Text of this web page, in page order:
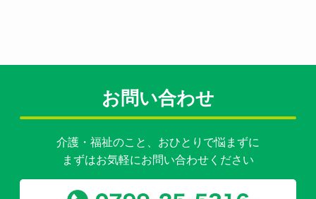
お問い合わせ
介護・福祉のこと、おひとりで悩まずに
まずはお気軽にお問い合わせください